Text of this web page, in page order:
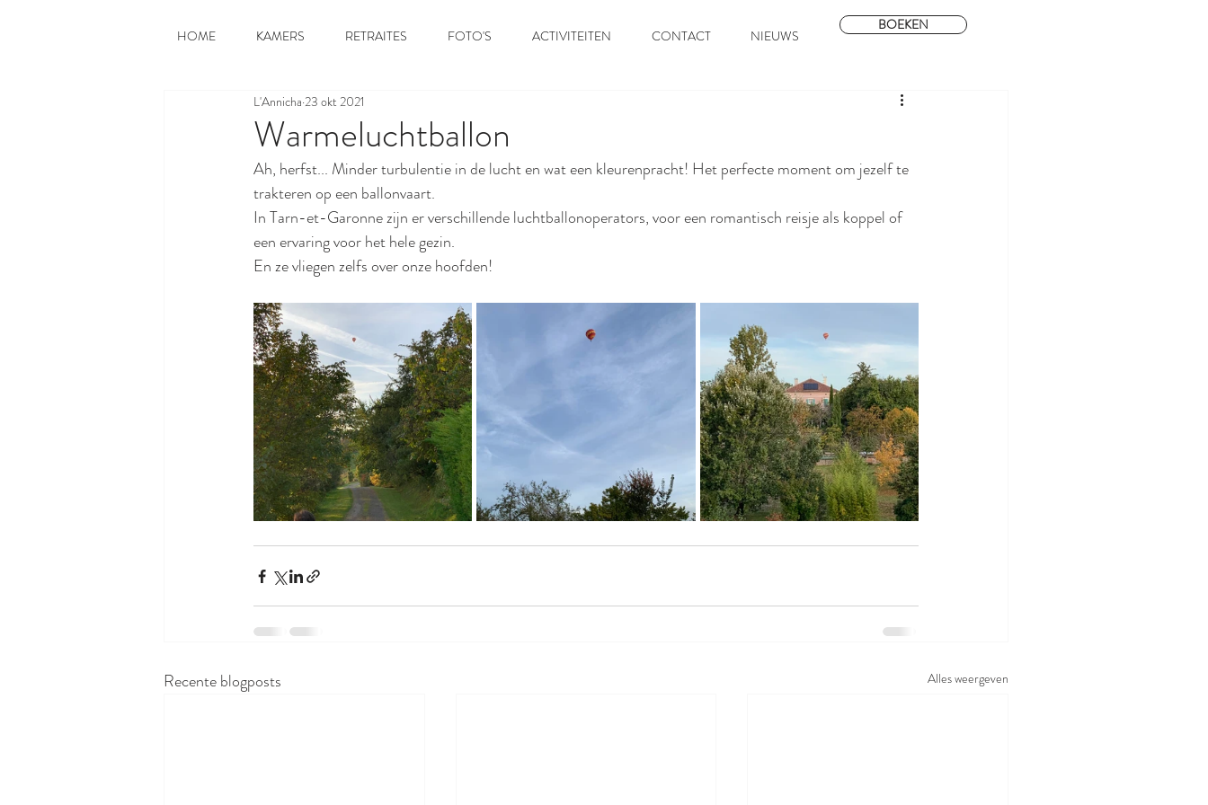
HOME KAMERS RETRAITES FOTO'S ACTIVITEITEN CONTACT NIEUWS
BOEKEN
Warmeluchtballon
L'Annicha 23 okt 2021
Ah, herfst... Minder turbulentie in de lucht en wat een kleurenpracht! Het perfecte moment om jezelf te
trakteren op een ballonvaart.
In Tarn-et-Garonne zijn er verschillende luchtballonoperators, voor een romantisch reisje als koppel of
een ervaring voor het hele gezin.
En ze vliegen zelfs over onze hoofden!
Recente blogposts Alles weergeven